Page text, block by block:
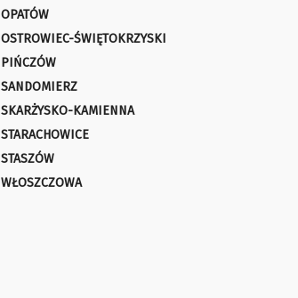
OPATÓW
OSTROWIEC-ŚWIĘTOKRZYSKI
PIŃCZÓW
SANDOMIERZ
SKARŻYSKO-KAMIENNA
STARACHOWICE
STASZÓW
WŁOSZCZOWA